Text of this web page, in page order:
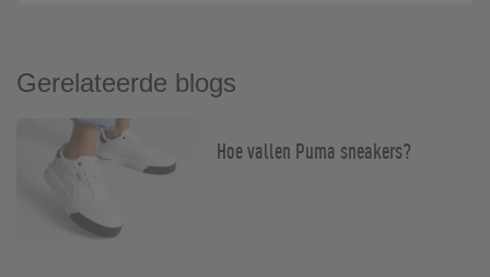
Gerelateerde blogs
Hoe vallen Puma sneakers?